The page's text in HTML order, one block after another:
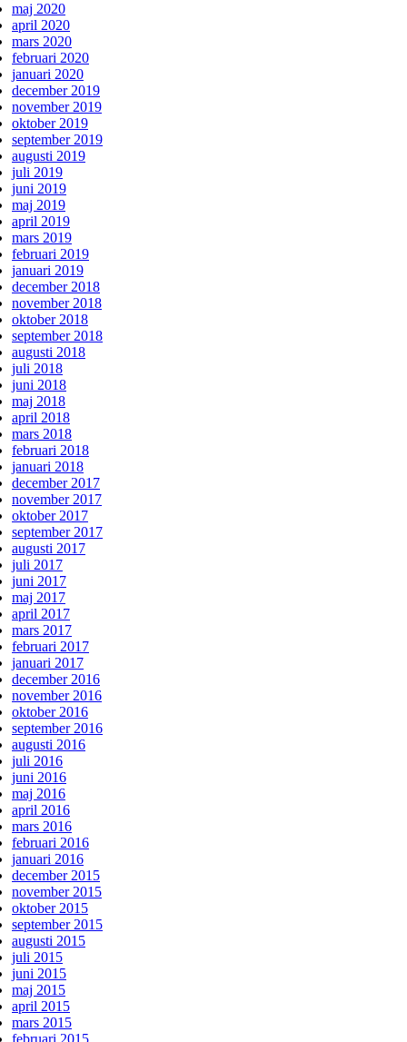
maj 2020
april 2020
mars 2020
februari 2020
januari 2020
december 2019
november 2019
oktober 2019
september 2019
augusti 2019
juli 2019
juni 2019
maj 2019
april 2019
mars 2019
februari 2019
januari 2019
december 2018
november 2018
oktober 2018
september 2018
augusti 2018
juli 2018
juni 2018
maj 2018
april 2018
mars 2018
februari 2018
januari 2018
december 2017
november 2017
oktober 2017
september 2017
augusti 2017
juli 2017
juni 2017
maj 2017
april 2017
mars 2017
februari 2017
januari 2017
december 2016
november 2016
oktober 2016
september 2016
augusti 2016
juli 2016
juni 2016
maj 2016
april 2016
mars 2016
februari 2016
januari 2016
december 2015
november 2015
oktober 2015
september 2015
augusti 2015
juli 2015
juni 2015
maj 2015
april 2015
mars 2015